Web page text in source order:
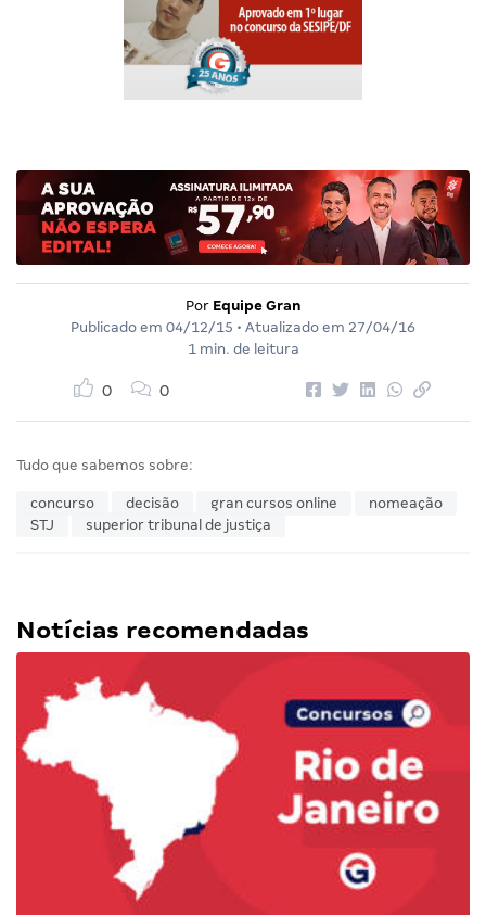
Por Equipe Gran
Publicado em 04/12/15 • Atualizado em 27/04/16
1 min. de leitura
0 0
Tudo que sabemos sobre:
concurso decisão gran cursos online
nomeação
STJ
superior tribunal de justiça
Notícias recomendadas